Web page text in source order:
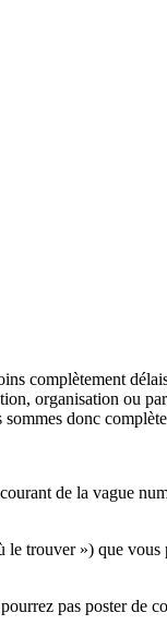
complètement
organisation ou
donc
de la vague
trouver ») que
pas poster de